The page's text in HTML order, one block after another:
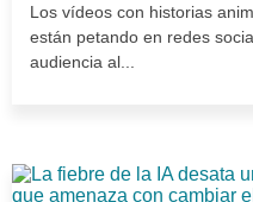
Los vídeos con historias
están petando en redes
audiencia al...